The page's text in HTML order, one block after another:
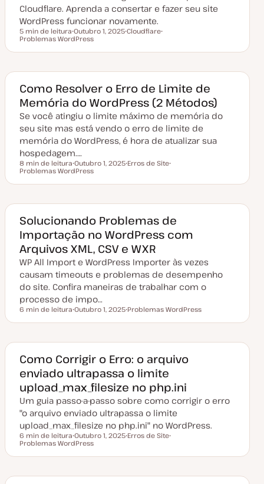
Cloudflare. Aprenda a consertar e fazer seu site
WordPress funcionar novamente.
Tempo de leitura
5 min de leitura
D
t
d
a
t
u
a
l
i
z
a
ç
ã
o
Outubro 1, 2025
p
c
Cloudflare
p
c
Problemas WordPress
Como Resolver o Erro de Limite de
Memória do WordPress (2 Métodos)
Se você atingiu o limite máximo de memória do
seu site mas está vendo o erro de limite de
memória do WordPress, é hora de atualizar sua
hospedagem.…
Tempo de leitura
8 min de leitura
D
t
d
a
t
u
a
l
i
z
ç
ã
Outubro 1, 2025
p
c
Erros de Site
p
c
Problemas WordPress
Solucionando Problemas de
Importação no WordPress com
Arquivos XML, CSV e WXR
WP All Import e WordPress Importer às vezes
causam timeouts e problemas de desempenho
do site. Confira maneiras de trabalhar com o
processo de impo…
Tempo de leitura
6 min de leitura
a
a
e
a
t
u
a
l
i
a
ç
ã
o
Outubro 1, 2025
ó
i
o
Problemas WordPress
Como Corrigir o Erro: o arquivo
enviado ultrapassa o limite
upload_max_filesize no php.ini
Um guia passo-a-passo sobre como corrigir o erro
"o arquivo enviado ultrapassa o limite
upload_max_filesize no php.ini" no WordPress.
Tempo de leitura
6 min de leitura
D
t
d
Outubro 1, 2025
p
c
Erros de Site
p
c
Problemas WordPress